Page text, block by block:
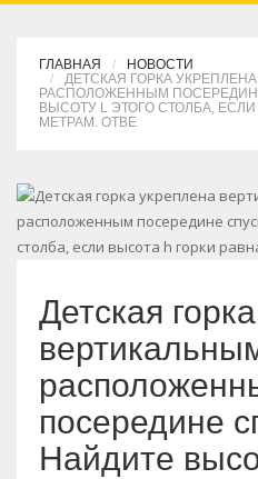
ГЛАВНАЯ
НОВОСТИ
ДЕТСКАЯ ГОРКА
РАСПОЛОЖЕННЫМ
ВЫСОТУ L ЭТОГО СТОЛБА,
МЕТРАМ. ОТВЕ
Детская
посередине
Найдите